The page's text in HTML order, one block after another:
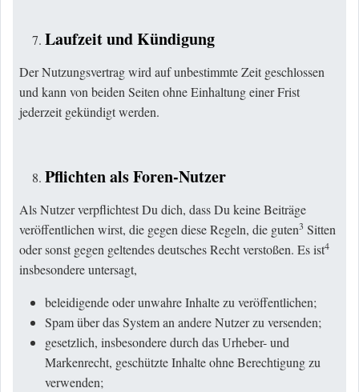
Laufzeit und Kündigung
Der Nutzungsvertrag wird auf unbestimmte Zeit geschlossen
und kann von beiden Seiten ohne Einhaltung einer Frist
jederzeit gekündigt werden.
Pflichten als Foren-Nutzer
Als Nutzer verpflichtest Du dich, dass Du keine Beiträge
veröffentlichen wirst, die gegen diese Regeln, die guten3 Sitten
oder sonst gegen geltendes deutsches Recht verstoßen. Es ist4
insbesondere untersagt,
beleidigende oder unwahre Inhalte zu veröffentlichen;
Spam über das System an andere Nutzer zu versenden;
gesetzlich, insbesondere durch das Urheber- und
Markenrecht, geschützte Inhalte ohne Berechtigung zu
verwenden;